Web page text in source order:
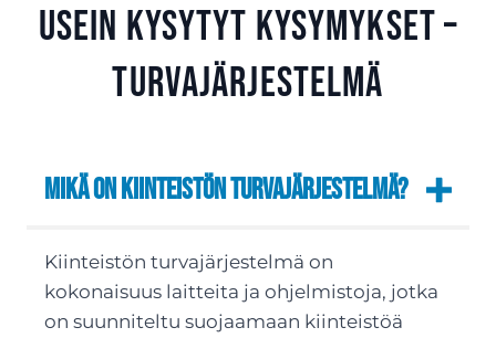
Usein kysytyt kysymykset –
Turvajärjestelmä
Mikä on kiinteistön turvajärjestelmä?
Kiinteistön turvajärjestelmä on
kokonaisuus laitteita ja ohjelmistoja, jotka
on suunniteltu suojaamaan kiinteistöä